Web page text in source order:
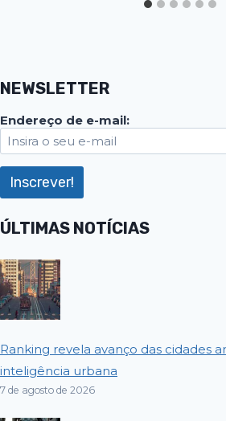
NEWSLETTER
Endereço de e-mail:
ÚLTIMAS NOTÍCIAS
Ranking revela avanço das cidades
inteligência urbana
7 de agosto de 2026